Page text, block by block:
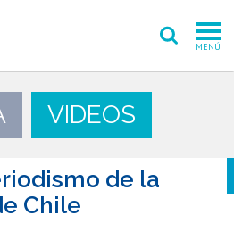
MENÚ
CREACIÓN
VIDEOS
de la
Chile